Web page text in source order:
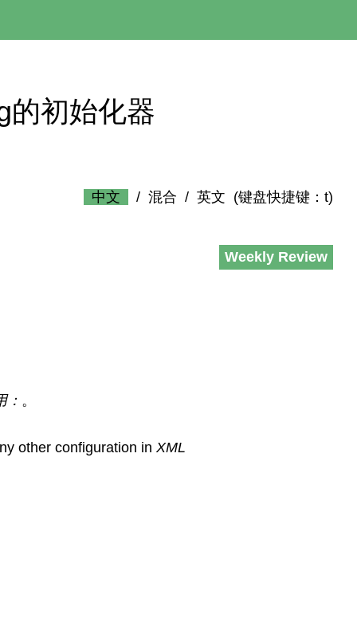
的初始化器
中文 / 混合 / 英文 (键盘快捷键：t)
Weekly Review
： 。
other configuration in XML